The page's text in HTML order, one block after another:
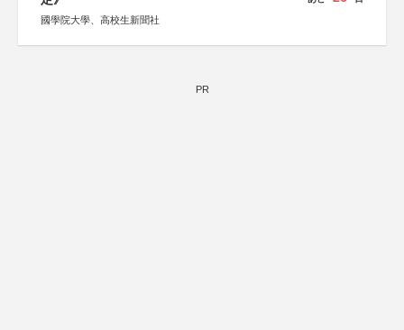
國學院大學、高校生新聞社
PR